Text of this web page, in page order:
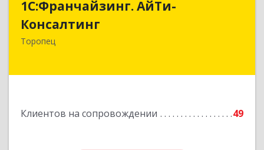
1С:Франчайзинг. АйТи-
Консалтинг
Торопец
Клиентов на сопровождении 49
Консалтинг
Подробнее